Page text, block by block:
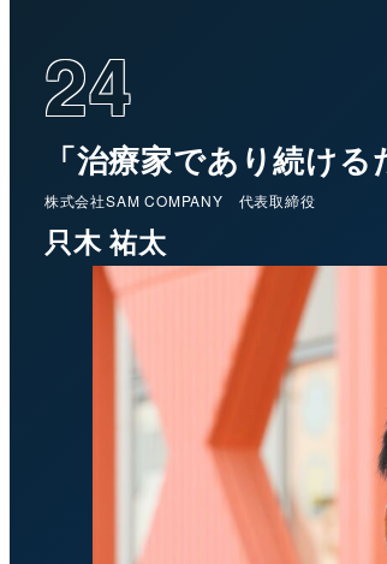
24
「治療家であり続け
株式会社SAM COMPANY 代表取締役
只木 祐太